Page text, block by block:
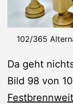
102/365
Da geht
Bild 98 von